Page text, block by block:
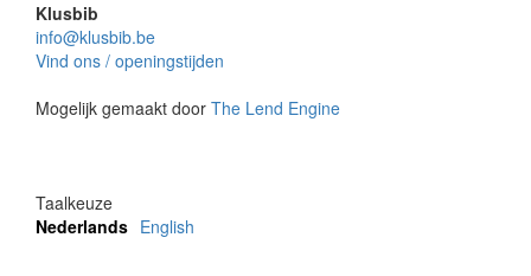
Klusbib
info@klusbib.be
Vind ons / openingstijden
Mogelijk gemaakt door The Lend Engine
Taalkeuze
Nederlands English